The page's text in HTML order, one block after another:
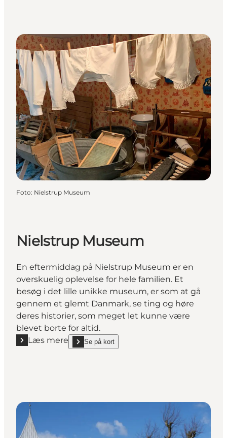
Foto: Nielstrup Museum
Nielstrup Museum
En eftermiddag på Nielstrup Museum er en
overskuelig oplevelse for hele familien. Et
besøg i det lille unikke museum, er som at gå
gennem et glemt Danmark, se ting og høre
deres historier, som meget let kunne være
blevet borte for altid.
Læs mere
Læs mere "Nielstrup Museum"
Se på kort
show Nielstrup Museum on_map